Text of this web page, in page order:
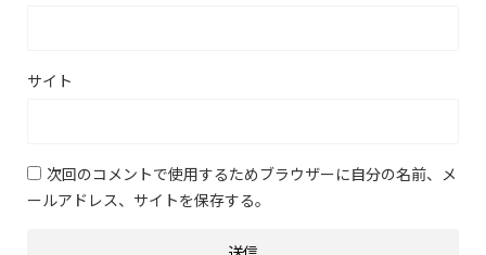
サイト
次回のコメントで使用するためブラウザーに自分の名前、メ
ールアドレス、サイトを保存する。